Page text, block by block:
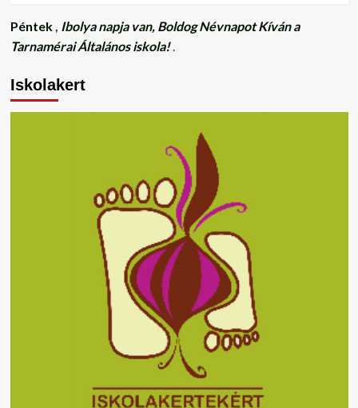
Péntek, Ibolya napja van, Boldog Névnapot Kíván a
Tarnamérai Általános iskola!.
Iskolakert